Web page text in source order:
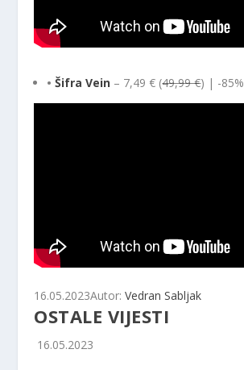
• Šifra Vein – 7,49 € (49,99 €) | -85%
16.05.2023Autor:Vedran Sabljak
OSTALE VIJESTI
16.05.2023